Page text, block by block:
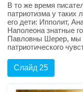
В то же время
патриотизма у таких
его дети: Ипполит,
Наполеона знатные
Павловны Шерер, мы
патриотического
Слайд 25